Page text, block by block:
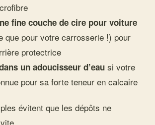
fine couche de cire pour voiture
que pour votre carrosserie !) pour
protectrice
un adoucisseur d’eau si votre
pour sa forte teneur en calcaire
évitent que les dépôts ne